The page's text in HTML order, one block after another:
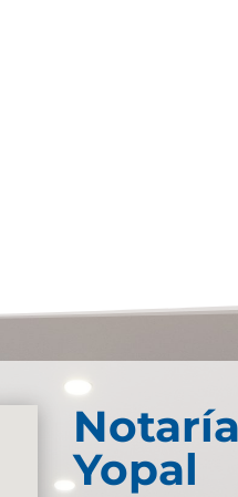
Yopal